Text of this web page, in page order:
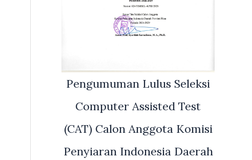
Pengumuman Lulus Seleksi
Computer Assisted Test
(CAT) Calon Anggota Komisi
Penyiaran Indonesia Daerah